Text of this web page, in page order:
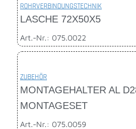
ROHRVERBINDUNGSTECHNIK
LASCHE 72X50X5
Art.-Nr.: 075.0022
ZUBEHÖR
MONTAGEHALTER AL
MONTAGESET
Art.-Nr.: 075.0059